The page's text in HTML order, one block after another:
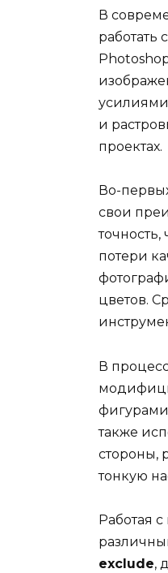
В
работать
и
проектах.
Во-
свои
потери
цветов.
В
также
стороны,
тонкую
Работая
exclude,